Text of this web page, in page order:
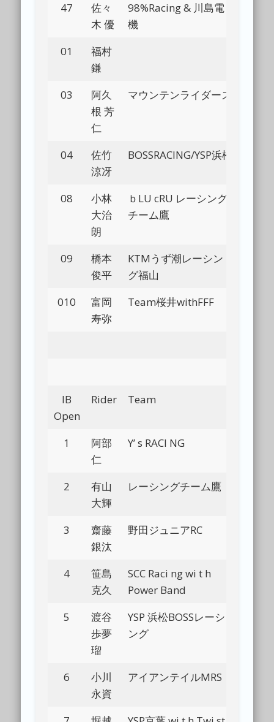
47
佐々
木 優
98%Racing & 川島電
機
01
福村
鎌
03
阿久
根 芳
仁
マウンテンライダーズ
04
佐竹
涼冴
BOSSRACING/YSP浜松
08
小林
大治
朗
ｂLU cRU レーシング
チーム鷹
09
橋本
俊平
KTMうず潮レーシン
グ福山
010
富岡
寿弥
Team桜井withFFF
IB
Open
Rider Team
1
阿部
仁
Y’ s RACI NG
2
有山
大輝
レーシングチーム鷹
3
齋藤
銀汰
野田ジュニアRC
4
笹島
克久
SCC Raci ng wi t h
Power Band
5
渡谷
歩夢
瑠
YSP 浜松BOSSレーシ
ング
6
小川
永資
アイアンテイルMRS